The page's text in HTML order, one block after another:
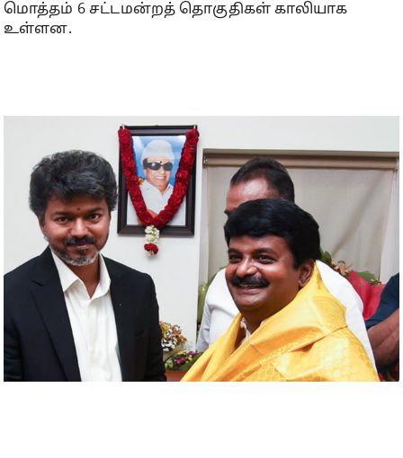
மொத்தம் 6 சட்டமன்றத் தொகுதிகள் காலியாக
உள்ளன.